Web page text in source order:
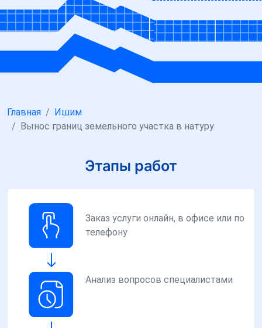
Главная
Ишим
Вынос границ земельного участка в натуру
Этапы работ
Заказ услуги онлайн, в офисе или по
телефону
Анализ вопросов специалистами